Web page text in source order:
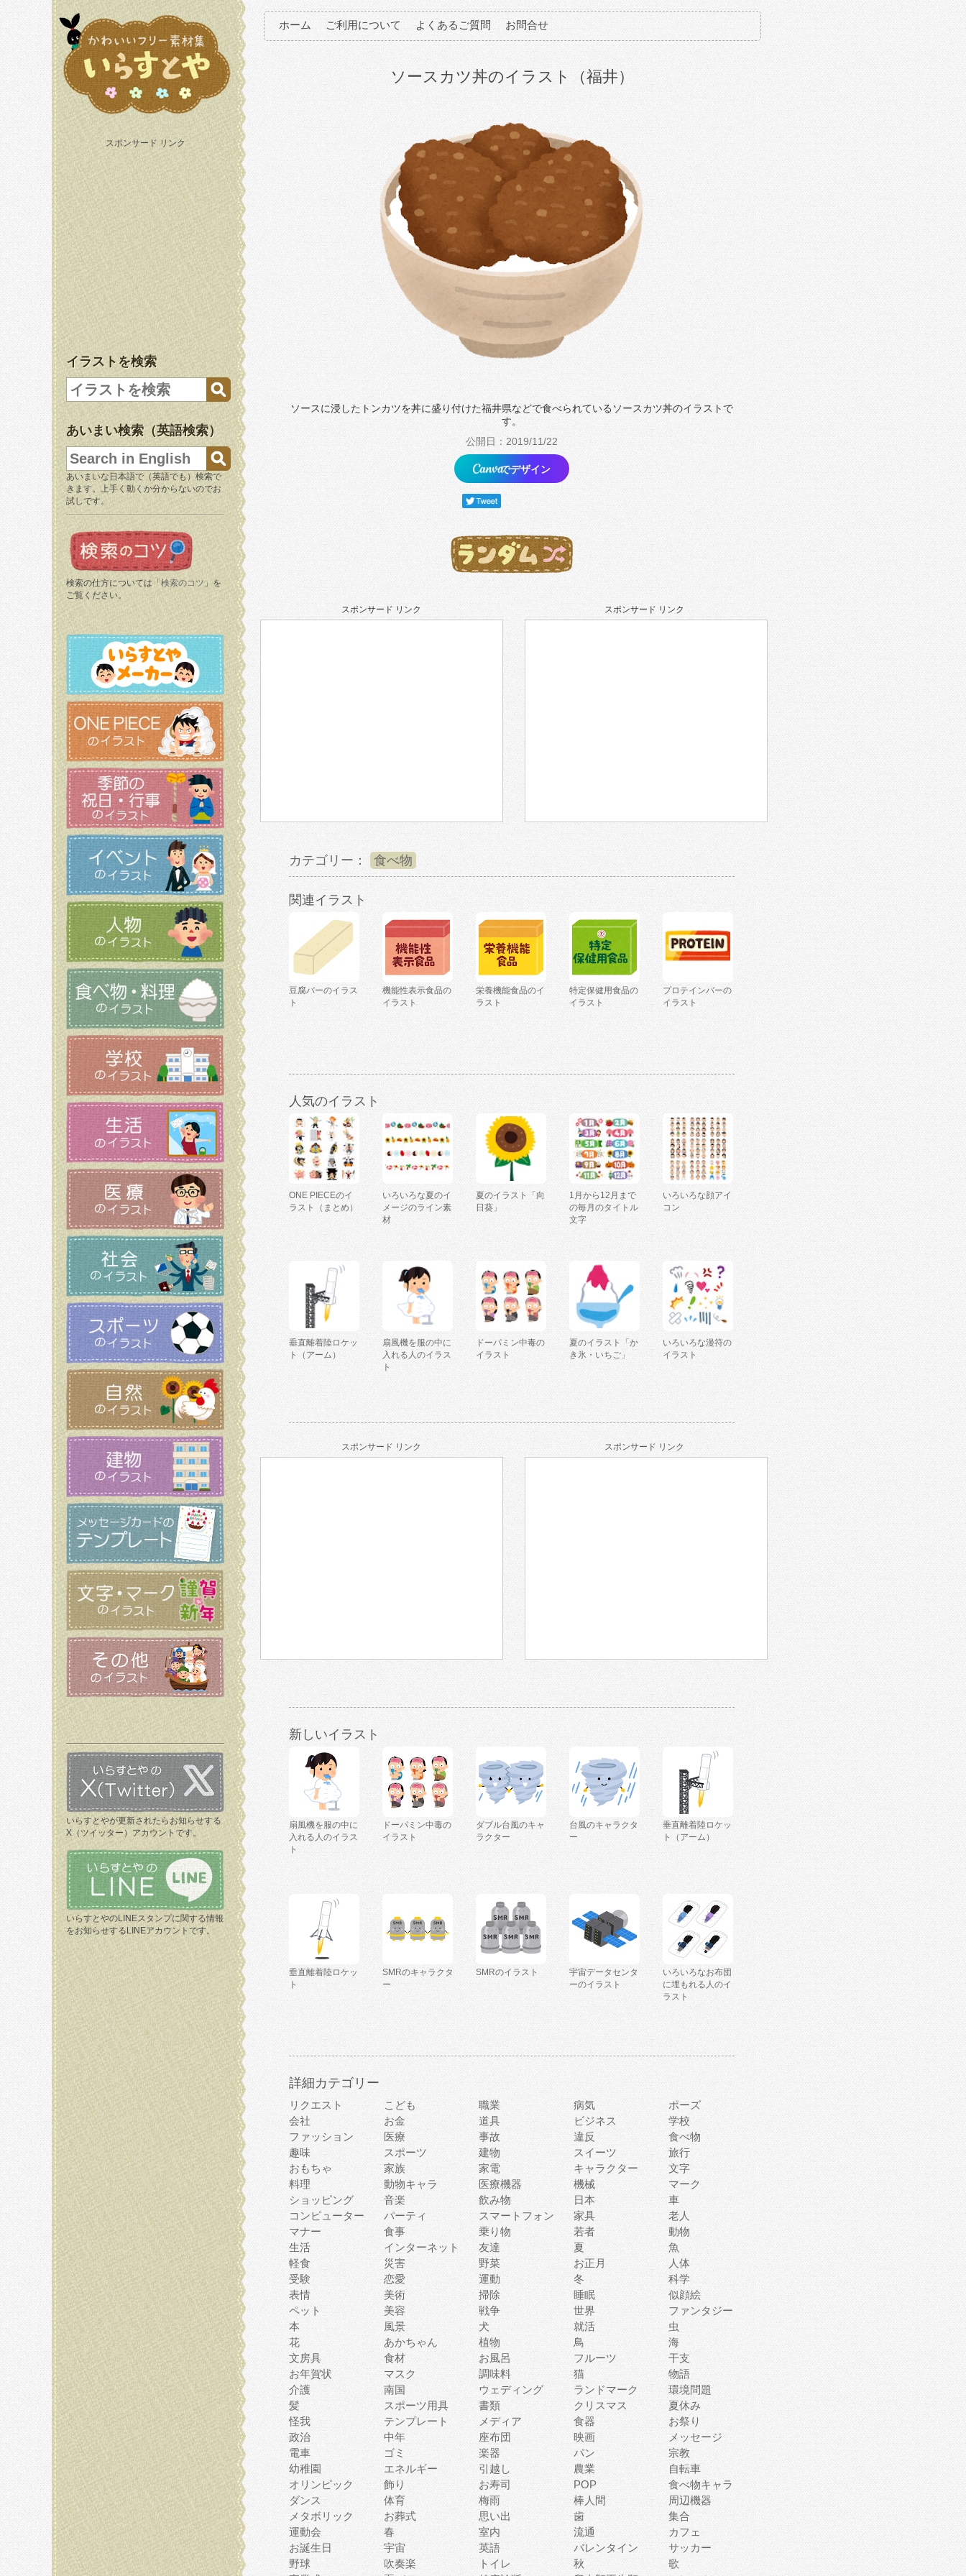
スポンサード リンク
イラストを検索
あいまい検索（英語検索）
あいまいな日本語で（英語でも）検索で
きます。上手く動くか分からないのでお
試しです。
検索の仕方については「 検索のコツ 」を
ご覧ください。
いらすとやが更新されたらお知らせする
X（ツイッター）アカウントです。
いらすとやのLINEスタンプに関する情報
をお知らせするLINEアカウントです。
ホーム ご利用について よくあるご質問 お問合せ
ソースカツ丼のイラスト（福井）
ソースに浸したトンカツを丼に盛り付けた福井県などで食べられているソースカツ丼のイラストで
す。
公開日：2019/11/22
でデザイン
スポンサード リンク スポンサード リンク
カテゴリー： 食べ物
関連イラスト
豆腐バーのイラス
ト
機能性表示食品の
イラスト
栄養機能食品のイ
ラスト
特定保健用食品の
イラスト
プロテインバーの
イラスト
人気のイラスト
ONE PIECEのイ
ラスト（まとめ）
いろいろな夏のイ
メージのライン素
材
夏のイラスト「向
日葵」
1月から12月まで
の毎月のタイトル
文字
いろいろな顔アイ
コン
垂直離着陸ロケッ
ト（アーム）
扇風機を服の中に
入れる人のイラス
ト
ドーパミン中毒の
イラスト
夏のイラスト「か
き氷・いちご」
いろいろな漫符の
イラスト
スポンサード リンク スポンサード リンク
新しいイラスト
扇風機を服の中に
入れる人のイラス
ト
ドーパミン中毒の
イラスト
ダブル台風のキャ
ラクター
台風のキャラクタ
ー
垂直離着陸ロケッ
ト（アーム）
垂直離着陸ロケッ
ト
SMRのキャラクタ
ー
SMRのイラスト
宇宙データセンタ
ーのイラスト
いろいろなお布団
に埋もれる人のイ
ラスト
詳細カテゴリー
リクエスト こども 職業 病気
ポーズ
会社
お金 道具 ビジネス
学校
ファッション
医療 事故 違反
食べ物
趣味
スポーツ 建物 スイーツ
旅行
おもちゃ
家族 家電 キャラクター
文字
料理
動物キャラ 医療機器 機械
マーク
ショッピング
音楽 飲み物 日本
車
コンピューター
パーティ スマートフォン 家具
老人
マナー
食事 乗り物 若者
動物
生活
インターネット 友達 夏
魚
軽食
災害 野菜 お正月
人体
受験
恋愛 運動 冬
科学
表情
美術 掃除 睡眠
似顔絵
ペット
美容 戦争 世界
ファンタジー
本
風景 犬 就活
虫
花
あかちゃん 植物 鳥
海
文房具
食材 お風呂 フルーツ
干支
お年賀状
マスク 調味料 猫
物語
介護
南国 ウェディング ランドマーク
環境問題
髪
スポーツ用具 書類 クリスマス
夏休み
怪我
テンプレート メディア 食器
お祭り
政治
中年 座布団 映画
メッセージ
電車
ゴミ 楽器 パン
宗教
幼稚園
エネルギー 引越し 農業
自転車
オリンピック
飾り お寿司 POP
食べ物キャラ
ダンス
体育 梅雨 棒人間
周辺機器
メタボリック
お葬式 思い出 歯
集合
運動会
春 室内 流通
カフェ
お誕生日
宇宙 英語 バレンタイン
サッカー
野球
吹奏楽 トイレ 秋
歌